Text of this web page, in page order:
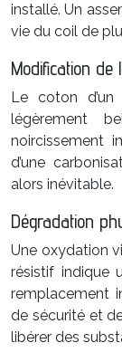
installé. Un
vie du coil de
Modification
Le coton
légèrement
noircissement
d’une
alors inévitable.
Dégradation
Une oxydation
résistif indique
remplacement
de sécurité et
libérer des